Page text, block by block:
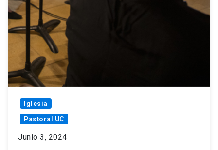
Iglesia
Pastoral UC
Junio 3, 2024